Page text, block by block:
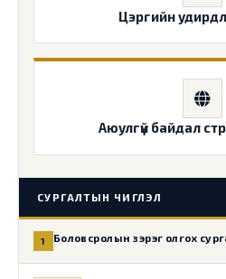
Цэргийн
Аюулгүй байдал
СУРГАЛТЫН ЧИГЛЭЛ
1 Боловсролын зэрэг олгох